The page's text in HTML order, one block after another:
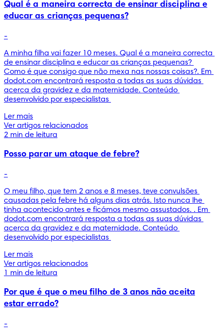
Qual é a maneira correcta de ensinar disciplina e
educar as crianças pequenas?
-
A minha filha vai fazer 10 meses. Qual é a maneira correcta
de ensinar disciplina e educar as crianças pequenas?
Como é que consigo que não mexa nas nossas coisas?. Em
dodot.com encontrará resposta a todas as suas dúvidas
acerca da gravidez e da maternidade. Conteúdo
desenvolvido por especialistas
Ler mais
Ver artigos relacionados
2 min de leitura
Posso parar um ataque de febre?
-
O meu filho, que tem 2 anos e 8 meses, teve convulsões
causadas pela febre há alguns dias atrás. Isto nunca lhe
tinha acontecido antes e ficámos mesmo assustados. . Em
dodot.com encontrará resposta a todas as suas dúvidas
acerca da gravidez e da maternidade. Conteúdo
desenvolvido por especialistas
Ler mais
Ver artigos relacionados
1 min de leitura
Por que é que o meu filho de 3 anos não aceita
estar errado?
-